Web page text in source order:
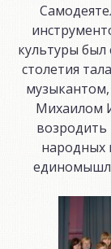
культуры был
столетия
музыкантом,
Михаилом
возродить
народных